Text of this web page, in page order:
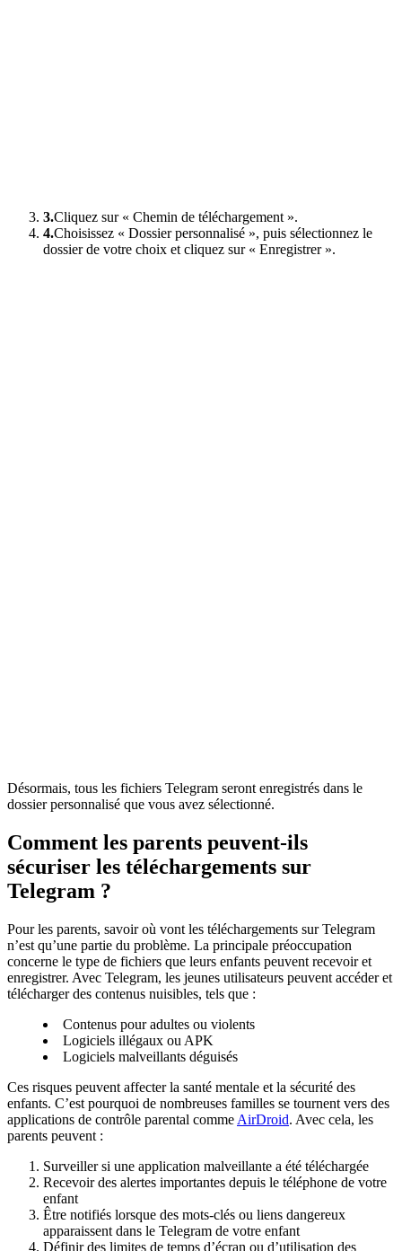
3.Cliquez sur « Chemin de téléchargement ».
4.Choisissez « Dossier personnalisé », puis sélectionnez le
dossier de votre choix et cliquez sur « Enregistrer ».
Désormais, tous les fichiers Telegram seront enregistrés dans le
dossier personnalisé que vous avez sélectionné.
Comment les parents peuvent-ils
sécuriser les téléchargements sur
Telegram ?
Pour les parents, savoir où vont les téléchargements sur Telegram
n’est qu’une partie du problème. La principale préoccupation
concerne le type de fichiers que leurs enfants peuvent recevoir et
enregistrer. Avec Telegram, les jeunes utilisateurs peuvent accéder et
télécharger des contenus nuisibles, tels que :
Contenus pour adultes ou violents
Logiciels illégaux ou APK
Logiciels malveillants déguisés
Ces risques peuvent affecter la santé mentale et la sécurité des
enfants. C’est pourquoi de nombreuses familles se tournent vers des
applications de contrôle parental comme AirDroid. Avec cela, les
parents peuvent :
Surveiller si une application malveillante a été téléchargée
Recevoir des alertes importantes depuis le téléphone de votre
enfant
Être notifiés lorsque des mots-clés ou liens dangereux
apparaissent dans le Telegram de votre enfant
Définir des limites de temps d’écran ou d’utilisation des